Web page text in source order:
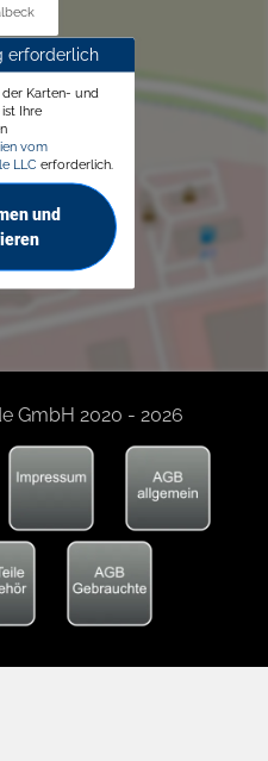
erforderlich
Karten- und
Ihre
vom
LLC erforderlich.
und
GmbH 2020 - 2026